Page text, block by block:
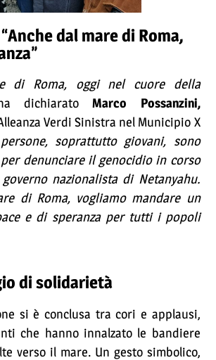
dal mare di Roma,
di Roma, oggi nel cuore della
dichiaratoMarco Possanzini,
Verdi Sinistra nel Municipio X
soprattutto giovani, sono
per denunciare il genocidio in corso
nazionalista di Netanyahu.
di Roma, vogliamo mandare un
e di speranza per tutti i popoli
di solidarietà
si è conclusa tra cori e applausi,
che hanno innalzato le bandiere
verso il mare. Un gesto simbolico,